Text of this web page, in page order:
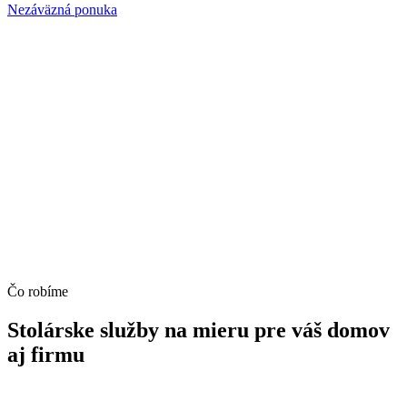
Nezáväzná ponuka
Čo robíme
Stolárske služby na mieru pre váš domov
aj firmu